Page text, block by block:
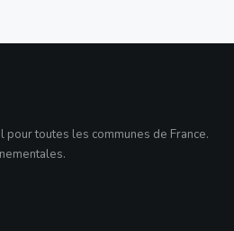
pour toutes les communes de France.